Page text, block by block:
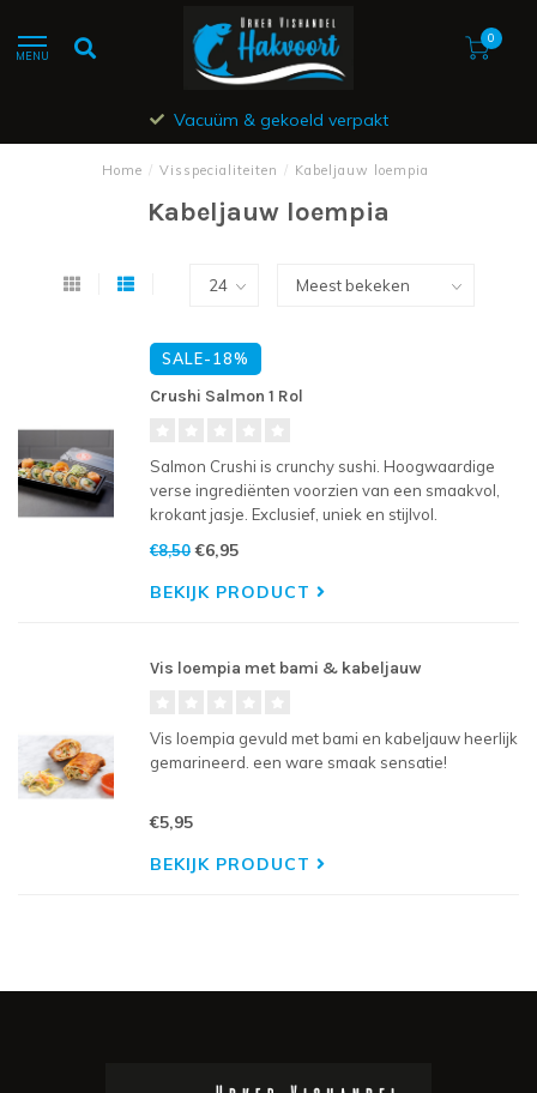
MENU
0
Vacuüm & gekoeld verpakt
Home / Visspecialiteiten / Kabeljauw loempia
Kabeljauw loempia
SALE-18%
Crushi Salmon 1 Rol
Salmon Crushi is crunchy sushi. Hoogwaardige
verse ingrediënten voorzien van een smaakvol,
krokant jasje. Exclusief, uniek en stijlvol.
Crushi, Vega Crushi en Salmon Crushi. Met een
relatief lage hoeveelhei
€8,50€6,95
BEKIJK PRODUCT
Vis loempia met bami & kabeljauw
Vis loempia gevuld met bami en kabeljauw heerlijk
gemarineerd. een ware smaak sensatie!
€5,95
BEKIJK PRODUCT